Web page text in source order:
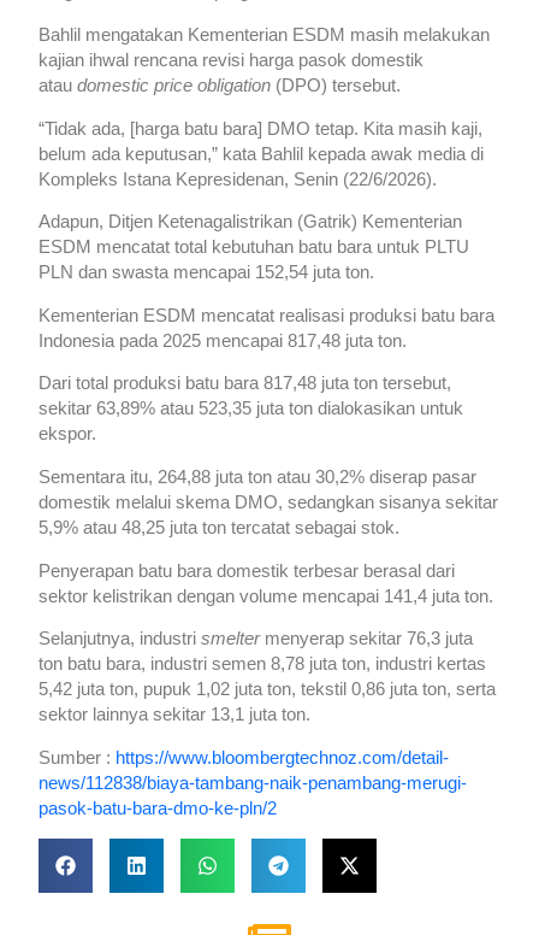
Bahlil mengatakan Kementerian ESDM masih melakukan
kajian ihwal rencana revisi harga pasok domestik
ataudomestic price obligation (DPO) tersebut.
“Tidak ada, [harga batu bara] DMO tetap. Kita masih kaji,
belum ada keputusan,” kata Bahlil kepada awak media di
Kompleks Istana Kepresidenan, Senin (22/6/2026).
Adapun, Ditjen Ketenagalistrikan (Gatrik) Kementerian
ESDM mencatat total kebutuhan batu bara untuk PLTU
PLN dan swasta mencapai 152,54 juta ton.
Kementerian ESDM mencatat realisasi produksi batu bara
Indonesia pada 2025 mencapai 817,48 juta ton.
Dari total produksi batu bara 817,48 juta ton tersebut,
sekitar 63,89% atau 523,35 juta ton dialokasikan untuk
ekspor.
Sementara itu, 264,88 juta ton atau 30,2% diserap pasar
domestik melalui skema DMO, sedangkan sisanya sekitar
5,9% atau 48,25 juta ton tercatat sebagai stok.
Penyerapan batu bara domestik terbesar berasal dari
sektor kelistrikan dengan volume mencapai 141,4 juta ton.
Selanjutnya, industrismelter menyerap sekitar 76,3 juta
ton batu bara, industri semen 8,78 juta ton, industri kertas
5,42 juta ton, pupuk 1,02 juta ton, tekstil 0,86 juta ton, serta
sektor lainnya sekitar 13,1 juta ton.
Sumber : https://www.bloombergtechnoz.com/detail-
news/112838/biaya-tambang-naik-penambang-merugi-
pasok-batu-bara-dmo-ke-pln/2